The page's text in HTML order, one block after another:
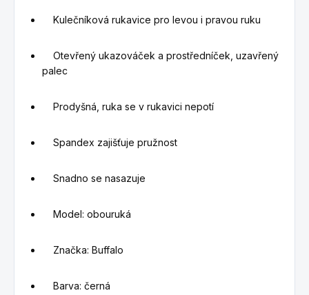
Kulečníková rukavice pro levou i pravou ruku
Otevřený ukazováček a prostředníček, uzavřený
palec
Prodyšná, ruka se v rukavici nepotí
Spandex zajišťuje pružnost
Snadno se nasazuje
Model: obouruká
Značka: Buffalo
Barva: černá